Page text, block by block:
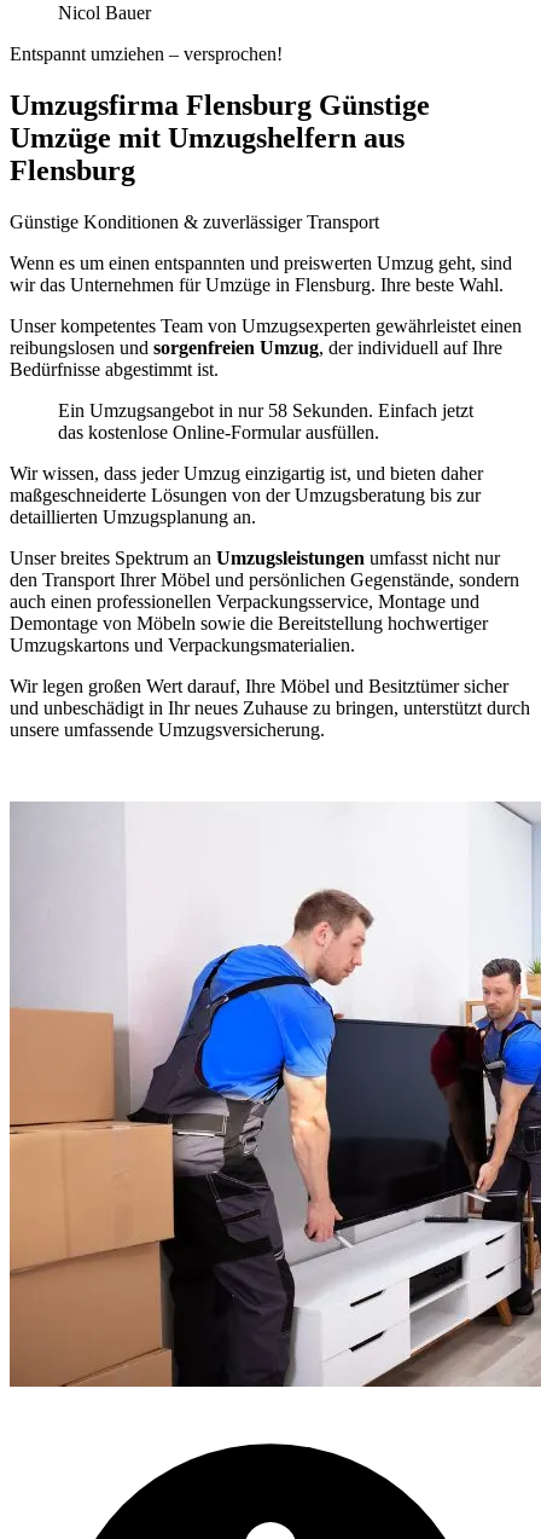
Nicol Bauer
Entspannt umziehen – versprochen!
Umzugsfirma Flensburg Günstige
Umzüge mit Umzugshelfern aus
Flensburg
Günstige Konditionen & zuverlässiger Transport
Wenn es um einen entspannten und preiswerten Umzug geht, sind
wir das Unternehmen für Umzüge in Flensburg. Ihre beste Wahl.
Unser kompetentes Team von Umzugsexperten gewährleistet einen
reibungslosen und sorgenfreien Umzug, der individuell auf Ihre
Bedürfnisse abgestimmt ist.
Ein Umzugsangebot in nur 58 Sekunden. Einfach jetzt
das kostenlose Online-Formular ausfüllen.
Wir wissen, dass jeder Umzug einzigartig ist, und bieten daher
maßgeschneiderte Lösungen von der Umzugsberatung bis zur
detaillierten Umzugsplanung an.
Unser breites Spektrum an Umzugsleistungen umfasst nicht nur
den Transport Ihrer Möbel und persönlichen Gegenstände, sondern
auch einen professionellen Verpackungsservice, Montage und
Demontage von Möbeln sowie die Bereitstellung hochwertiger
Umzugskartons und Verpackungsmaterialien.
Wir legen großen Wert darauf, Ihre Möbel und Besitztümer sicher
und unbeschädigt in Ihr neues Zuhause zu bringen, unterstützt durch
unsere umfassende Umzugsversicherung.